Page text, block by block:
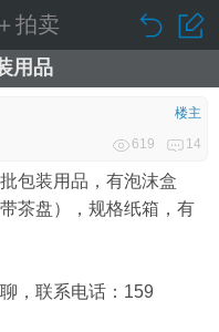
拍卖
用品
楼主
619 14
用品，有泡沫盒
茶盘），规格纸箱，有
，联系电话：159